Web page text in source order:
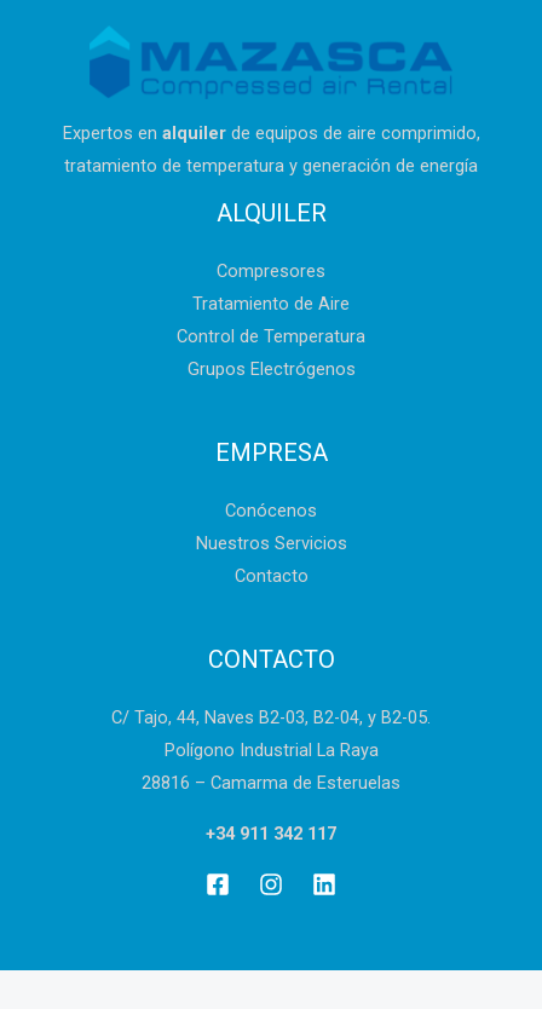
Expertos en alquiler de equipos de aire comprimido,
tratamiento de temperatura y generación de energía
ALQUILER
Compresores
Tratamiento de Aire
Control de Temperatura
Grupos Electrógenos
EMPRESA
Conócenos
Nuestros Servicios
Contacto
CONTACTO
C/ Tajo, 44, Naves B2-03, B2-04, y B2-05.
Polígono Industrial La Raya
28816 – Camarma de Esteruelas
+34 911 342 117